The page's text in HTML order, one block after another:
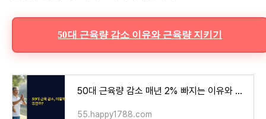
50대 근육량 감소 이유와 근육량 지키기
50대 근육량 감소 매년 2% 빠지는 이유와 근육량 지키기
55.happy1788.com